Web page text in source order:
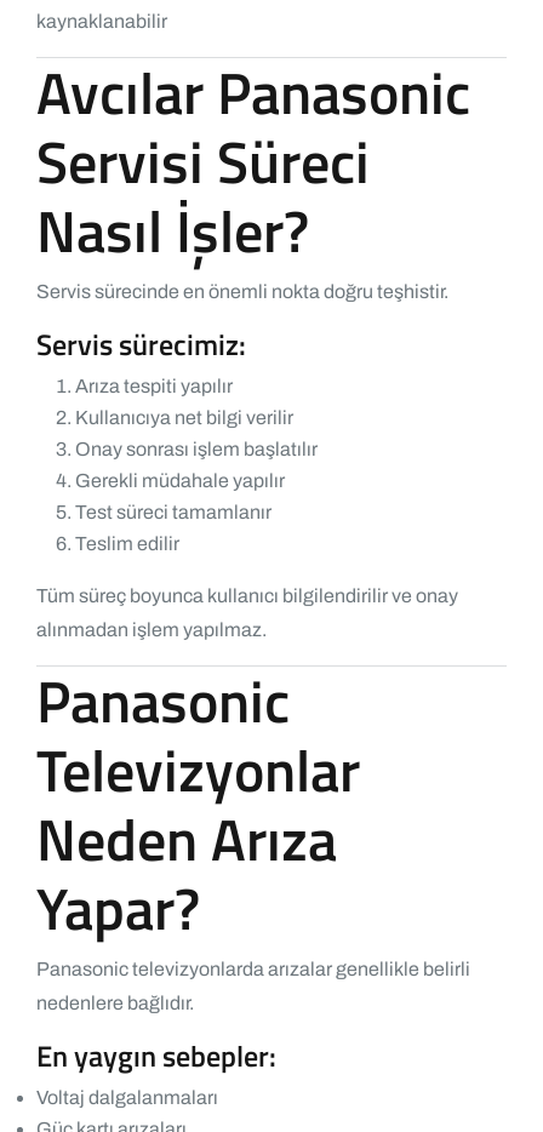
kaynaklanabilir
Avcılar Panasonic
Servisi Süreci
Nasıl İşler?
Servis sürecinde en önemli nokta doğru teşhistir.
Servis sürecimiz:
Arıza tespiti yapılır
Kullanıcıya net bilgi verilir
Onay sonrası işlem başlatılır
Gerekli müdahale yapılır
Test süreci tamamlanır
Teslim edilir
Tüm süreç boyunca kullanıcı bilgilendirilir ve onay
alınmadan işlem yapılmaz.
Panasonic
Televizyonlar
Neden Arıza
Yapar?
Panasonic televizyonlarda arızalar genellikle belirli
nedenlere bağlıdır.
En yaygın sebepler:
Voltaj dalgalanmaları